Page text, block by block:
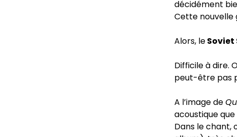
décidément
Cette nouvelle
Alors, leSoviet
Difficile à dire.
peut-être pas
A l’image de
acoustique
Dans le chant,